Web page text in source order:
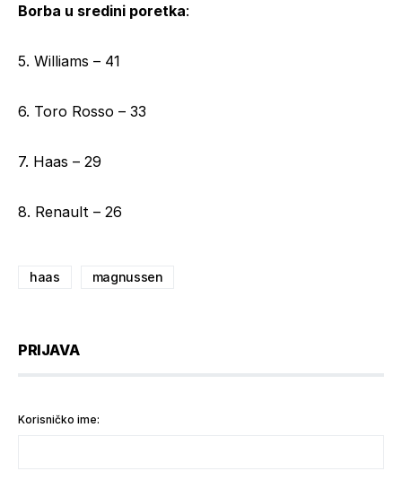
Borba u sredini poretka:
5. Williams – 41
6. Toro Rosso – 33
7. Haas – 29
8. Renault – 26
haas magnussen
PRIJAVA
Korisničko ime: